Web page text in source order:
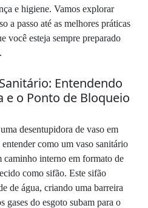
e higiene. Vamos explorar
a passo até as melhores práticas
você esteja sempre preparado
Entendendo
e o Ponto de Bloqueio
desentupidora de vaso em
como um vaso sanitário
interno em formato de
como sifão. Este sifão
de água, criando uma barreira
gases do esgoto subam para o